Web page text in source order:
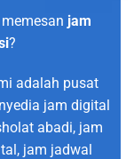
jam
?
adalah pusat
jam digital
abadi, jam
jam jadwal